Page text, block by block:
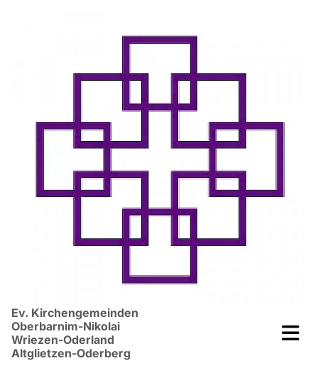
Ev. Kirchengemeinden
Oberbarnim-Nikolai
Wriezen-Oderland
Altglietzen-Oderberg